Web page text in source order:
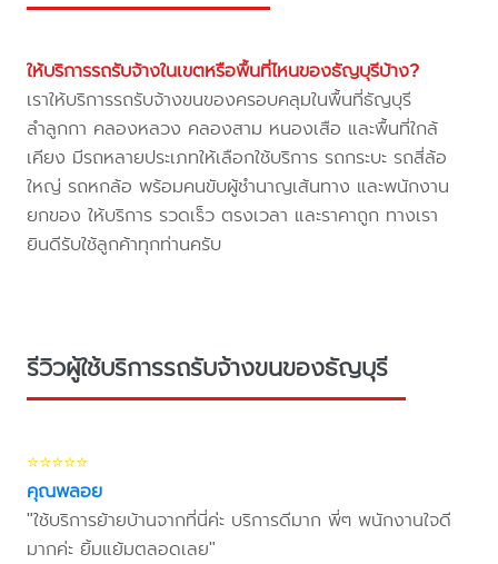
ให้บริการรถรับจ้างในเขตหรือพื้นที่ไหนของธัญบุรีบ้าง?
เราให้บริการรถรับจ้างขนของครอบคลุมในพื้นที่ธัญบุรี
ลำลูกกา คลองหลวง คลองสาม หนองเสือ และพื้นที่ใกล้
เคียง มีรถหลายประเภทให้เลือกใช้บริการ รถกระบะ รถสี่ล้อ
ใหญ่ รถหกล้อ พร้อมคนขับผู้ชำนาญเส้นทาง และพนักงาน
ยกของ ให้บริการ รวดเร็ว ตรงเวลา และราคาถูก ทางเรา
ยินดีรับใช้ลูกค้าทุกท่านครับ
รีวิวผู้ใช้บริการรถรับจ้างขนของธัญบุรี
⭐⭐⭐⭐⭐
คุณพลอย
"ใช้บริการย้ายบ้านจากที่นี่ค่ะ บริการดีมาก พี่ๆ พนักงานใจดี
มากค่ะ ยิ้มแย้มตลอดเลย"